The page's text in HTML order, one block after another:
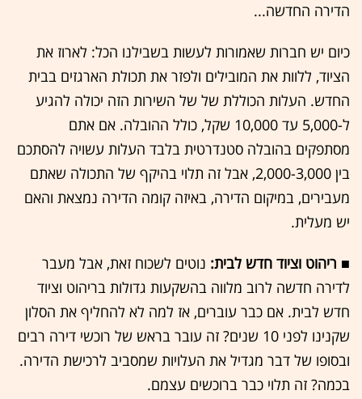
הדירה החדשה...
כיום יש חברות שאמורות לעשות בשבילנו הכל: לארוז את
הציוד, ללוות את המובילים ולפזר את תכולת הארגזים בבית
החדש. העלות הכוללת של של השירות הזה יכולה להגיע
ל-5,000 עד 10,000 שקל, כולל ההובלה. אם אתם
מסתפקים בהובלה סטנדרטית בלבד העלות עשויה להסתכם
בין 2,000-3,000, אבל זה תלוי בהיקף של התכולה שאתם
מעבירים, במיקום הדירה, באיזה קומה הדירה נמצאת והאם
יש מעלית.
■ ריהוט וציוד חדש לבית: נוטים לשכוח זאת, אבל מעבר
לדירה חדשה לרוב מלווה בהשקעות גדולות בריהוט וציוד
חדש לבית. אם כבר עוברים, אז למה לא להחליף את הסלון
שקנינו לפני 10 שנים? זה עובר בראש של רוכשי דירה רבים
ובסופו של דבר מגדיל את העלויות שמסביב לרכישת הדירה.
בכמה? זה תלוי כבר ברוכשים עצמם.